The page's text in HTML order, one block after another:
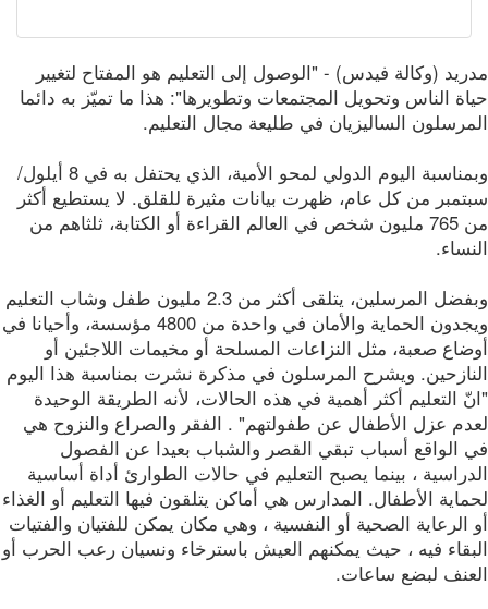
(وكالة فيدس) - "الوصول إلى التعليم هو المفتاح لتغيير
الناس وتحويل المجتمعات وتطويرها": هذا ما تميّز به دائما
الساليزيان في طليعة مجال التعليم.
وبمناسبة اليوم الدولي لمحو الأمية، الذي يحتفل به في 8 أيلول/
من كل عام، ظهرت بيانات مثيرة للقلق. لا يستطيع أكثر
من 765 مليون شخص في العالم القراءة أو الكتابة، ثلثاهم من
وبفضل المرسلين، يتلقى أكثر من 2.3 مليون طفل وشاب التعليم
ويجدون الحماية والأمان في واحدة من 4800 مؤسسة، وأحيانا في
صعبة، مثل النزاعات المسلحة أو مخيمات اللاجئين أو
ويشرح المرسلون في مذكرة نشرت بمناسبة هذا اليوم
التعليم أكثر أهمية في هذه الحالات، لأنه الطريقة الوحيدة
عزل الأطفال عن طفولتهم" . الفقر والصراع والنزوح هي
الواقع أسباب تبقي القصر والشباب بعيدا عن الفصول
، بينما يصبح التعليم في حالات الطوارئ أداة أساسية
الأطفال. المدارس هي أماكن يتلقون فيها التعليم أو الغذاء
الرعاية الصحية أو النفسية ، وهي مكان يمكن للفتيان والفتيات
فيه ، حيث يمكنهم العيش باسترخاء ونسيان رعب الحرب أو
لبضع ساعات.